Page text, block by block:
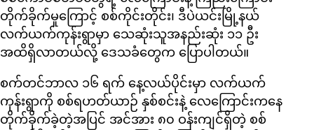
တိုက်ခိုက်မှုကြောင့် စစ်ကိုင်းတိုင်း၊ ဒီပဲယင်းမြို့နယ်
လက်ယက်ကုန်းရွာမှာ သေဆုံးသူအနည်းဆုံး ၁၁ ဦး
အထိရှိလာတယ်လို့ ဒေသခံတွေက ပြောပါတယ်။
စက်တင်ဘာလ ၁၆ ရက် နေ့လယ်ပိုင်းမှာ လက်ယက်
ကုန်းရွာကို စစ်ရဟတ်ယာဉ် နှစ်စင်းနဲ့ လေကြောင်းကနေ
တိုက်ခိုက်ခဲ့တဲ့အပြင် အင်အား ၈၀ ဝန်းကျင်ရှိတဲ့ စစ်